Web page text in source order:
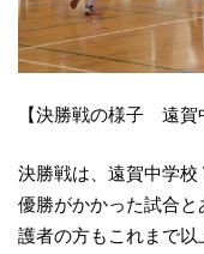
【決勝戦の様子 遠賀
決勝戦は、遠賀中学校
優勝がかかった試合
護者の方もこれまで